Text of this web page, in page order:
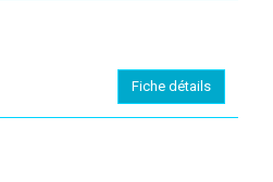
Fiche détails